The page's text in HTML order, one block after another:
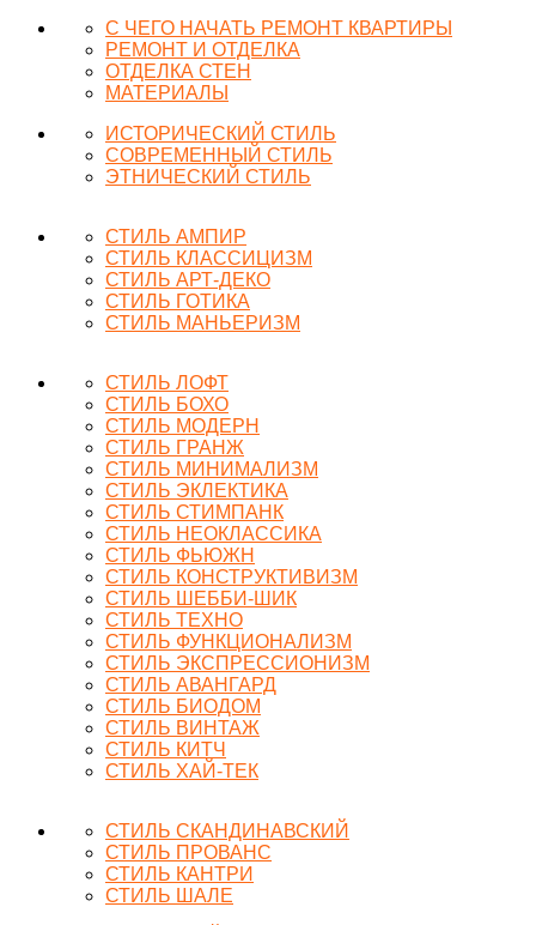
С ЧЕГО НАЧАТЬ РЕМОНТ КВАРТИРЫ
РЕМОНТ И ОТДЕЛКА
ОТДЕЛКА СТЕН
МАТЕРИАЛЫ
ИСТОРИЧЕСКИЙ СТИЛЬ
СОВРЕМЕННЫЙ СТИЛЬ
ЭТНИЧЕСКИЙ СТИЛЬ
СТИЛЬ АМПИР
СТИЛЬ КЛАССИЦИЗМ
СТИЛЬ АРТ-ДЕКО
СТИЛЬ ГОТИКА
СТИЛЬ МАНЬЕРИЗМ
СТИЛЬ ЛОФТ
СТИЛЬ БОХО
СТИЛЬ МОДЕРН
СТИЛЬ ГРАНЖ
СТИЛЬ МИНИМАЛИЗМ
СТИЛЬ ЭКЛЕКТИКА
СТИЛЬ СТИМПАНК
СТИЛЬ НЕОКЛАССИКА
СТИЛЬ ФЬЮЖН
СТИЛЬ КОНСТРУКТИВИЗМ
СТИЛЬ ШЕББИ-ШИК
СТИЛЬ ТЕХНО
СТИЛЬ ФУНКЦИОНАЛИЗМ
СТИЛЬ ЭКСПРЕССИОНИЗМ
СТИЛЬ АВАНГАРД
СТИЛЬ БИОДОМ
СТИЛЬ ВИНТАЖ
СТИЛЬ КИТЧ
СТИЛЬ ХАЙ-ТЕК
СТИЛЬ СКАНДИНАВСКИЙ
СТИЛЬ ПРОВАНС
СТИЛЬ КАНТРИ
СТИЛЬ ШАЛЕ